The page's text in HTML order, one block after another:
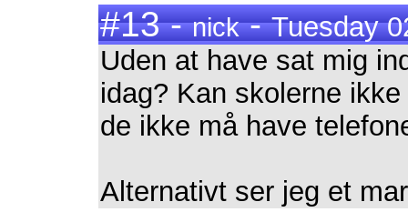
#13 -nick-Tuesday
Uden at have sat mig
idag? Kan skolerne
de ikke må have
Alternativt ser jeg et